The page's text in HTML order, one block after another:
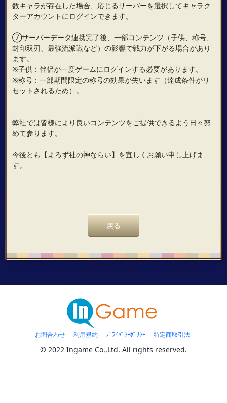
数キャラが存在した場合、応じるサーバーを選択してキャラク
ターアカウントにログインできます。
⑦サーバーデータ連携完了後、一部コンテンツ（子供、称号、
封印双刃、最強流派戦など）の影響で戦力が下がる場合があり
ます。
※子供：伴侶が一度ゲームにログインする必要があります。
※称号：一部期間限定の称号の効果が失います（達成条件がリ
セットされるため）。
弊社では皆様により良いコンテンツをご提供できるよう日々努
めて参ります。
今後とも【よろず社の神ならい】を宜しくお願い申し上げま
す。
戻る
お問合わせ 利用規約 ﾌﾟﾗｲﾊﾞｼｰﾎﾟﾘｼｰ 特定商取引法
© 2022 Ingame Co.,Ltd. All rights reserved.